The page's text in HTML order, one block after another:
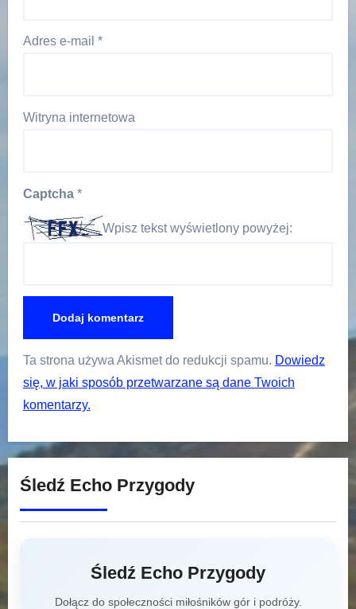
Adres e-mail *
Witryna internetowa
Captcha *
Wpisz tekst wyświetlony powyżej:
Ta strona używa Akismet do redukcji spamu. Dowiedz
się, w jaki sposób przetwarzane są dane Twoich
komentarzy.
Śledź Echo Przygody
Śledź Echo Przygody
Dołącz do społeczności miłośników gór i podróży.